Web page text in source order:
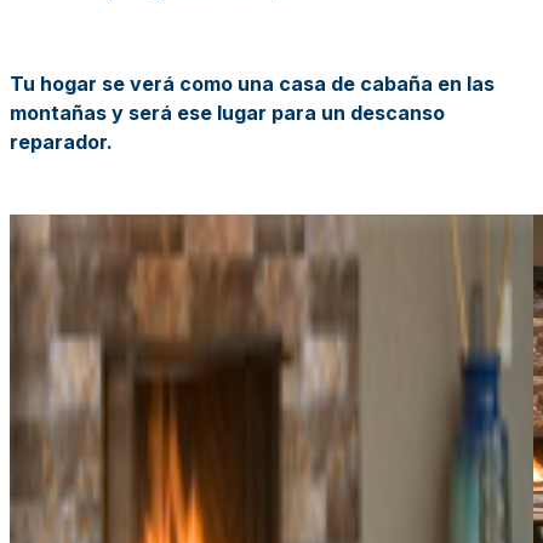
Tu hogar se verá como una casa de cabaña en las
montañas y será ese lugar para un descanso
reparador.